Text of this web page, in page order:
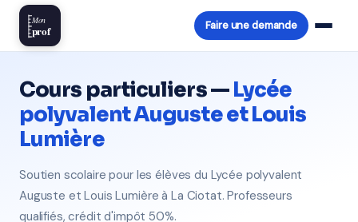
Mon
prof Faire une demande
Cours particuliers —Lycée
polyvalent Auguste et Louis
Lumière
Soutien scolaire pour les élèves du Lycée polyvalent
Auguste et Louis Lumière à La Ciotat. Professeurs
qualifiés, crédit d'impôt 50%.